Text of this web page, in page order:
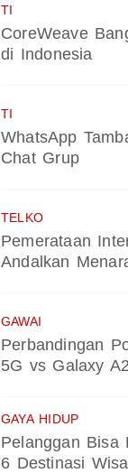
TI
CoreWeave
di Indonesia
TI
WhatsApp
Chat Grup
TELKO
Pemerataan
Andalkan
GAWAI
Perbandingan
5G vs Galaxy
GAYA HIDUP
Pelanggan Bisa
6 Destinasi